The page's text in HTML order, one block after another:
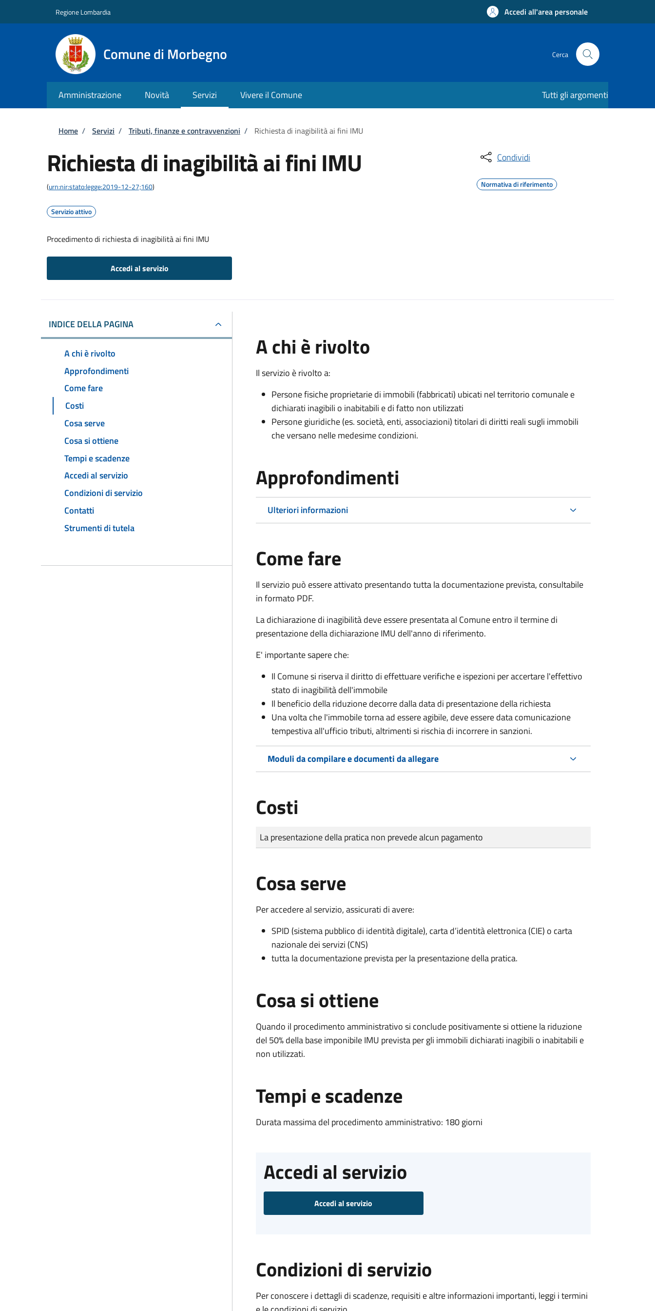
Regione Lombardia Accedi all'area personale
Comune di Morbegno Cerca
Amministrazione Novità Servizi Vivere il Comune Tutti gli argomenti
Briciole di pane
Home / Servizi / Tributi, finanze e contravvenzioni / Richiesta di inagibilità ai fini IMU
Richiesta di inagibilità ai fini IMU
(urn:nir:stato:legge:2019-12-27;160)
Servizio attivo
Procedimento di richiesta di inagibilità ai fini IMU
Accedi al servizio
Condividi
Normativa di riferimento
INDICE DELLA PAGINA
A chi è rivolto
Approfondimenti
Come fare
Costi
Cosa serve
Cosa si ottiene
Tempi e scadenze
Accedi al servizio
Condizioni di servizio
Contatti
Strumenti di tutela
A chi è rivolto
Il servizio è rivolto a:
Persone fisiche proprietarie di immobili (fabbricati) ubicati nel territorio comunale e
dichiarati inagibili o inabitabili e di fatto non utilizzati
Persone giuridiche (es. società, enti, associazioni) titolari di diritti reali sugli immobili
che versano nelle medesime condizioni.
Approfondimenti
Ulteriori informazioni
Come fare
Il servizio può essere attivato presentando tutta la documentazione prevista, consultabile
in formato PDF.
La dichiarazione di inagibilità deve essere presentata al Comune entro il termine di
presentazione della dichiarazione IMU dell'anno di riferimento.
E' importante sapere che:
Il Comune si riserva il diritto di effettuare verifiche e ispezioni per accertare l'effettivo
stato di inagibilità dell'immobile
Il beneficio della riduzione decorre dalla data di presentazione della richiesta
Una volta che l'immobile torna ad essere agibile, deve essere data comunicazione
tempestiva all'ufficio tributi, altrimenti si rischia di incorrere in sanzioni.
Moduli da compilare e documenti da allegare
Costi
Tipo di pagamento
Importo
La presentazione della pratica non prevede alcun pagamento
Cosa serve
Per accedere al servizio, assicurati di avere:
SPID (sistema pubblico di identità digitale), carta d’identità elettronica (CIE) o carta
nazionale dei servizi (CNS)
tutta la documentazione prevista per la presentazione della pratica.
Cosa si ottiene
Quando il procedimento amministrativo si conclude positivamente si ottiene la riduzione
del 50% della base imponibile IMU prevista per gli immobili dichiarati inagibili o inabitabili e
non utilizzati.
Tempi e scadenze
Durata massima del procedimento amministrativo: 180 giorni
Accedi al servizio
Accedi al servizio
Condizioni di servizio
Per conoscere i dettagli di scadenze, requisiti e altre informazioni importanti, leggi i termini